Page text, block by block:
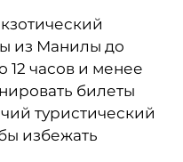
из Манилы до
12 часов и менее
билеты
туристический
избежать